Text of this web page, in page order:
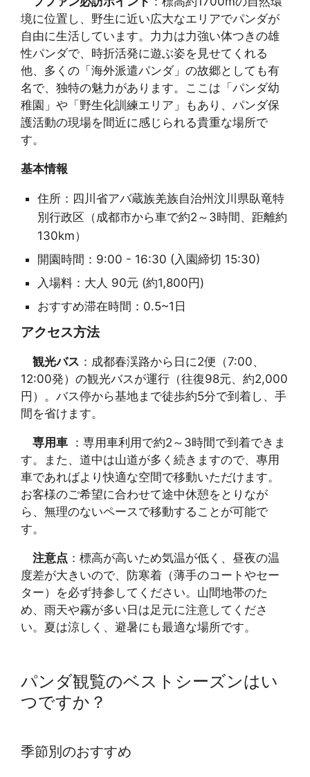
境に位置し、野生に近い広大なエリアでパンダが
自由に生活しています。力力は力強い体つきの雄
性パンダで、時折活発に遊ぶ姿を見せてくれる
他、多くの「海外派遣パンダ」の故郷としても有
名で、独特の魅力があります。ここは「パンダ幼
稚園」や「野生化訓練エリア」もあり、パンダ保
護活動の現場を間近に感じられる貴重な場所で
す。
基本情報
住所：四川省アバ蔵族羌族自治州汶川県臥竜特
別行政区（成都市から車で約2～3時間、距離約
130km）
開園時間：9:00 - 16:30 (入園締切 15:30)
入場料：大人 90元 (約1,800円)
おすすめ滞在時間：0.5~1日
アクセス方法
観光バス ：成都春渓路から日に2便（7:00、
12:00発）の観光バスが運行（往復98元、約2,000
円）。バス停から基地まで徒歩約5分で到着し、手
間を省けます。
専用車 ：専用車利用で約2～3時間で到着できま
す。また、道中は山道が多く続きますので、專用
車であればより快適な空間で移動いただけます。
お客様のご希望に合わせて途中休憩をとりなが
ら、無理のないペースで移動することが可能で
す。
注意点 ：標高が高いため気温が低く、昼夜の温
度差が大きいので、防寒着（薄手のコートやセー
ター）を必ず持参してください。山間地帯のた
め、雨天や霧が多い日は足元に注意してくださ
い。夏は涼しく、避暑にも最適な場所です。
パンダ観覧のベストシーズンはい
つですか？
季節別のおすすめ